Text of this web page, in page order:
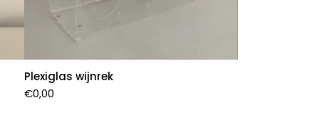
Plexiglas wijnrek
€0,00